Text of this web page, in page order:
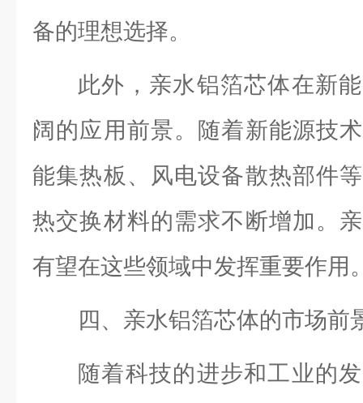
备的理想选择。
此外，亲水铝箔芯体在新
阔的应用前景。随着新能源技
能集热板、风电设备散热部件
热交换材料的需求不断增加。
有望在这些领域中发挥重要作用
四、亲水铝箔芯体的市场前
随着科技的进步和工业的